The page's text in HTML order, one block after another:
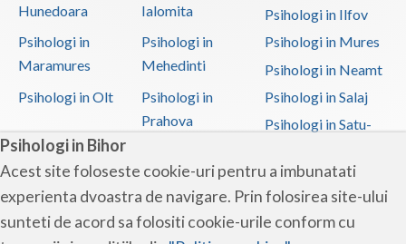
Psihologi in Bihor
Acest site foloseste cookie-uri pentru a imbunatati
experienta dvoastra de navigare. Prin folosirea site-ului
sunteti de acord sa folositi cookie-urile conform cu
Hunedoara
Ialomita
Psihologi in Ilfov
Psihologi in
Maramures
Psihologi in
Mehedinti
Psihologi in Mures
Psihologi in Neamt
Psihologi in Olt
Psihologi in
Prahova
Psihologi in Salaj
Psihologi in Satu-
Psihologi in Sibiu
Psihologi in
Suceava
Psihologi in
Teleorman
Psihologi in Timis
Psihologi in Tulcea Psihologi in Valcea